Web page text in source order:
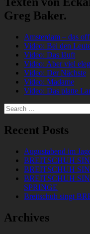
Greg Baker.
Amsterdam – das
Video: Bei den
Video: Das läuft
Video: Aber viel
Video: Der Nächste
Video: Madame
Video: Das platte
Search
for:
Recent Posts
Augustabend im
BREITSCHUH
BREITSCHUH
BREITSCHUH
SPRINGE
Breitschuh singt
Archives